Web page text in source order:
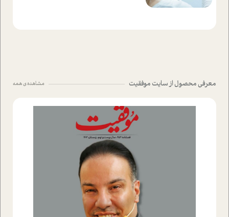
معرفی محصول از سایت موفقیت مشاهده ی همه